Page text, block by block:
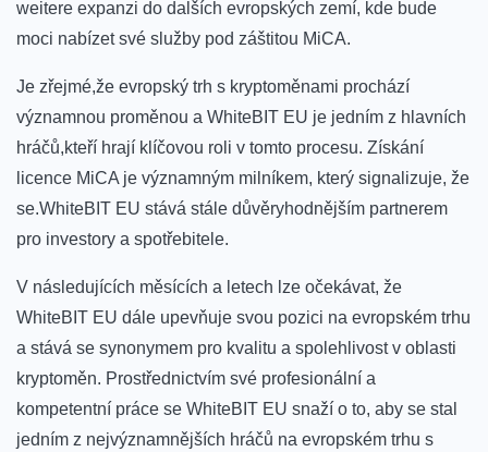
weitere expanzi do dalších evropských zemí, kde bude
moci ⁢nabízet ⁢své služby⁤ pod záštitou MiCA.
Je zřejmé,že evropský trh s kryptoměnami prochází
významnou proměnou a WhiteBIT EU‌ je⁢ jedním z ‍hlavních
hráčů,kteří‌ hrají klíčovou roli v tomto procesu. Získání
licence MiCA je významným milníkem, který signalizuje, že
se.WhiteBIT EU stává stále důvěryhodnějším⁣ partnerem
pro ⁢investory a‌ spotřebitele.
V následujících měsících a letech lze očekávat, že
WhiteBIT EU dále ​upevňuje svou pozici na evropském trhu
a stává se synonymem ‍pro kvalitu a spolehlivost v oblasti
⁤kryptoměn.⁢ Prostřednictvím své profesionální a
kompetentní práce se WhiteBIT ⁤EU ‌snaží o to, aby se stal
jedním z nejvýznamnějších hráčů na evropském trhu‌ s